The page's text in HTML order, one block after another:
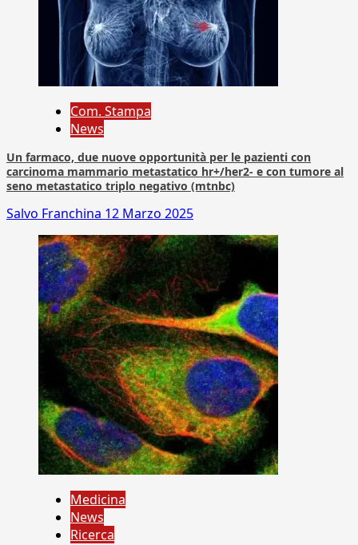
Com. Stampa
News
Un farmaco, due nuove opportunità per le pazienti con
carcinoma mammario metastatico hr+/her2- e con tumore al
seno metastatico triplo negativo (mtnbc)
Salvo Franchina 12 Marzo 2025
Medicina
News
Ricerca